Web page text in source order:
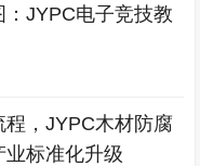
JYPC电子竞技教
，JYPC木材防腐
业标准化升级